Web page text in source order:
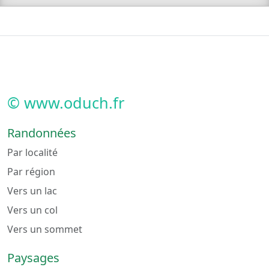
© www.oduch.fr
Randonnées
Par localité
Par région
Vers un lac
Vers un col
Vers un sommet
Paysages